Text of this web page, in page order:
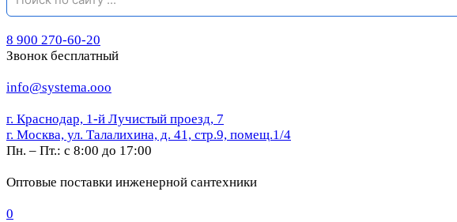
8 900 270-60-20
Звонок бесплатный
info@systema.ooo
г. Краснодар, 1-й Лучистый проезд, 7
г. Москва, ул. Талалихина, д. 41, стр.9, помещ.1/4
Пн. – Пт.: с 8:00 до 17:00
Оптовые поставки инженерной сантехники
0